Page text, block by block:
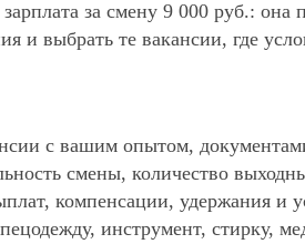
за смену 9 000 руб.:
и выбрать те вакансии, где
с вашим опытом,
смены, количество
компенсации, удержания и
инструмент, стирку,